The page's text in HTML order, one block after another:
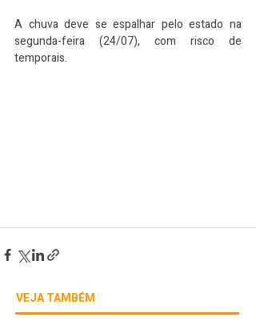
A chuva deve se espalhar pelo estado na
segunda-feira (24/07), com risco de
temporais.
VEJA TAMBÉM